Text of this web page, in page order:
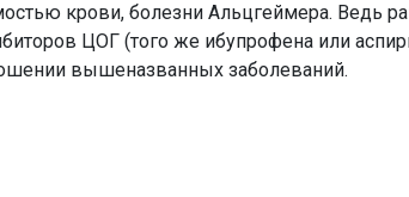
крови, болезни Альцгеймера. Ведь
ЦОГ (того же ибупрофена или
вышеназванных заболеваний.